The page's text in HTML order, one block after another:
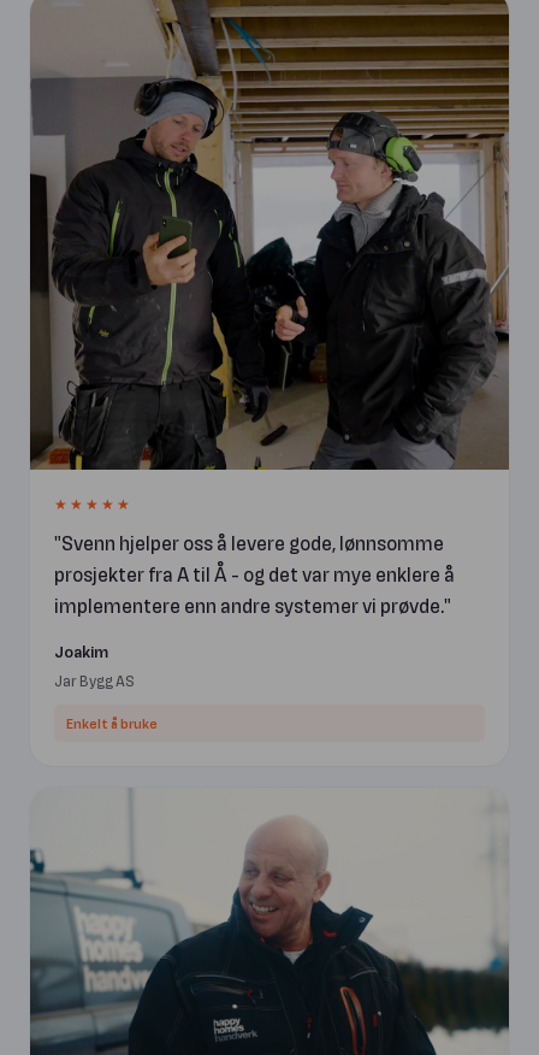
★★★★★
Svenn hjelper oss å levere gode, lønnsomme
prosjekter fra A til Å - og det var mye enklere å
implementere enn andre systemer vi prøvde.
Joakim
Jar Bygg AS
Enkelt å bruke